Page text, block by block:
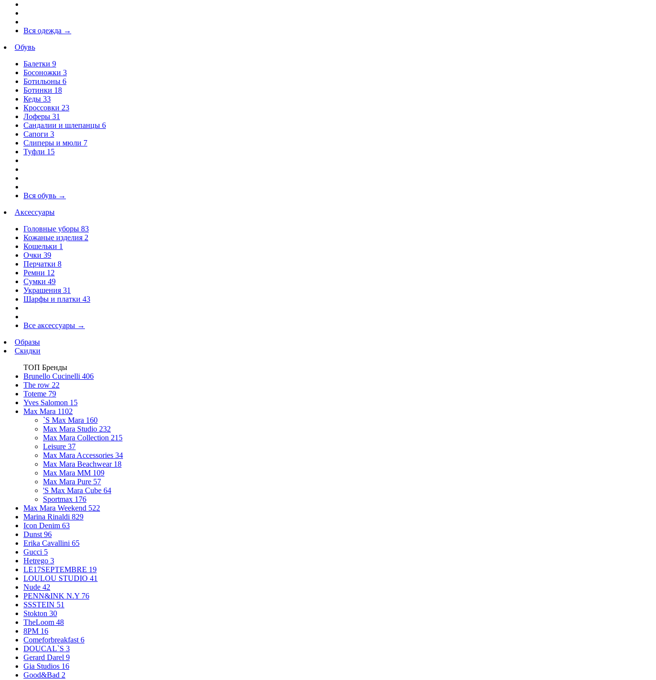
Вся одежда →
Обувь
Балетки 9
Босоножки 3
Ботильоны 6
Ботинки 18
Кеды 33
Кроссовки 23
Лоферы 31
Сандалии и шлепанцы 6
Сапоги 3
Слиперы и мюли 7
Туфли 15
Вся обувь →
Аксессуары
Головные уборы 83
Кожаные изделия 2
Кошельки 1
Очки 39
Перчатки 8
Ремни 12
Сумки 49
Украшения 31
Шарфы и платки 43
Все аксессуары →
Образы
Скидки
ТОП Бренды
Brunello Cucinelli 406
The row 22
Toteme 79
Yves Salomon 15
Max Mara 1102
`S Max Mara 160
Max Mara Studio 232
Max Mara Collection 215
Leisure 37
Max Mara Accessories 34
Max Mara Beachwear 18
Max Mara MM 109
Max Mara Pure 57
'S Max Mara Cube 64
Sportmax 176
Max Mara Weekend 522
Marina Rinaldi 829
Icon Denim 63
Dunst 96
Erika Cavallini 65
Gucci 5
Hetrego 3
LE17SEPTEMBRE 19
LOULOU STUDIO 41
Nude 42
PENN&INK N.Y 76
SSSTEIN 51
Stokton 30
TheLoom 48
8PM 16
Comeforbreakfast 6
DOUCAL`S 3
Gerard Darel 9
Gia Studios 16
Good&Bad 2